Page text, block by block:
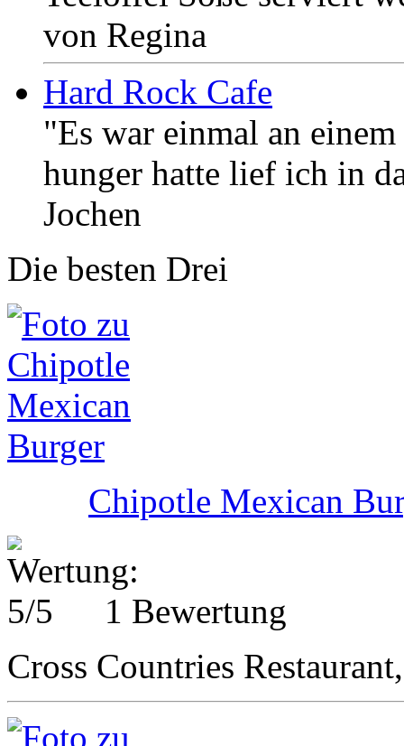
von Regina
Hard Rock Cafe
"Es war einmal an
hunger hatte lief ich in
Jochen
Die besten Drei
Chipotle Mexican
1 Bewertung
Cross Countries